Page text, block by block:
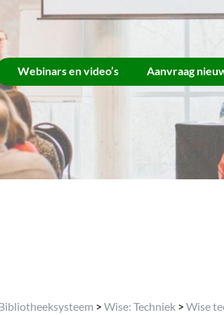
Webinars en video’s Aanvraag
> Wise: Techniek > Wise